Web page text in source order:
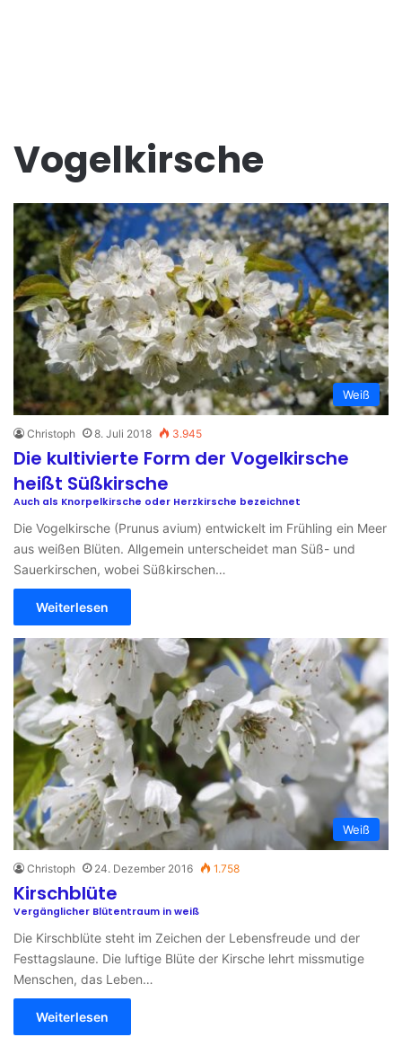
Vogelkirsche
Weiß
Christoph 8. Juli 2018 3.945
Die kultivierte Form der Vogelkirsche
heißt Süßkirsche
Auch als Knorpelkirsche oder Herzkirsche bezeichnet
Die Vogelkirsche (Prunus avium) entwickelt im Frühling ein Meer
aus weißen Blüten. Allgemein unterscheidet man Süß- und
Sauerkirschen, wobei Süßkirschen…
Weiterlesen
Weiß
Christoph 24. Dezember 2016 1.758
Kirschblüte
Vergänglicher Blütentraum in weiß
Die Kirschblüte steht im Zeichen der Lebensfreude und der
Festtagslaune. Die luftige Blüte der Kirsche lehrt missmutige
Menschen, das Leben…
Weiterlesen